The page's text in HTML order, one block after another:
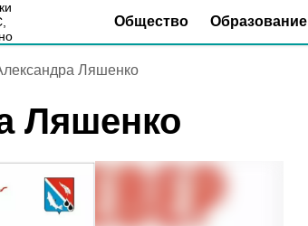
Общество Образование
Ляшенко
Ляшенко